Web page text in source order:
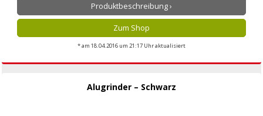
Produktbeschreibung ›
Zum Shop
* am 18.04.2016 um 21:17 Uhr aktualisiert
Alugrinder – Schwarz